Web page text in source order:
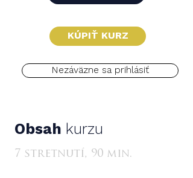
KÚPIŤ KURZ
Nezáväzne sa prihlásiť
Obsah kurzu
7 stretnutí, 90 min.